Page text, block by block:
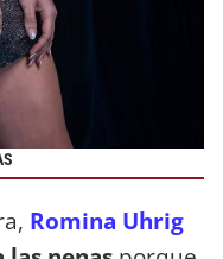
Romina Uhrig